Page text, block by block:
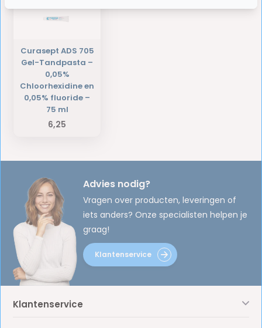
Curasept ADS 705
Gel-Tandpasta –
0,05%
Chloorhexidine en
0,05% fluoride –
75 ml
6,25
Advies nodig?
Vragen over producten, leveringen of
iets anders? Onze specialisten helpen je
graag!
Klantenservice
Klantenservice